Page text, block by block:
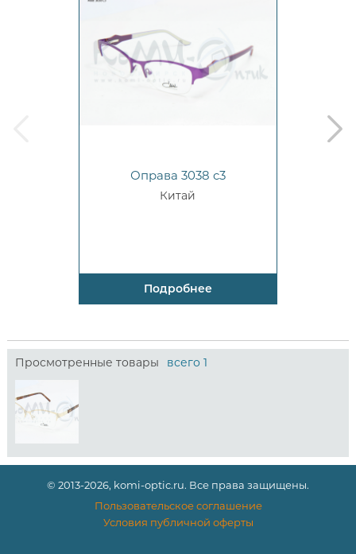
Оправа 3038 c3
Китай
Подробнее
next
Просмотренные товары всего 1
© 2013-2026, komi-optic.ru. Все права защищены.
Пользовательское соглашение
Условия публичной оферты